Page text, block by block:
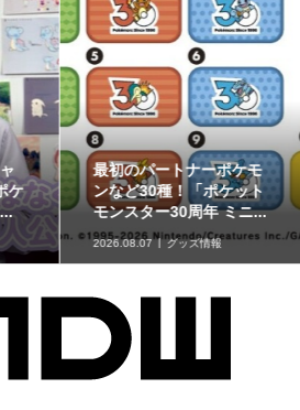
ケ
最初のパートナーポケモ
ンなど30種！「ポケット
モンスター30周年 ミニ...
2026.08.07 グッズ情報